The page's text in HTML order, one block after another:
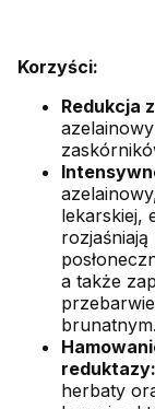
Korzyści:
Redukcja
lekarskiej,
a także
brunatnym.
reduktazy:
herbaty